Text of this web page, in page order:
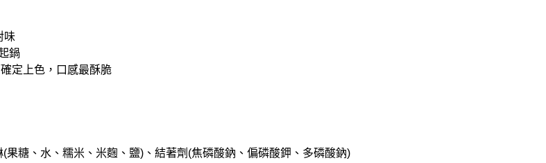
味
鍋
定上色，口感最酥脆
糖、⽔、糯米、米麴、鹽)、結著劑(焦磷酸鈉、偏磷酸鉀、多磷酸鈉)